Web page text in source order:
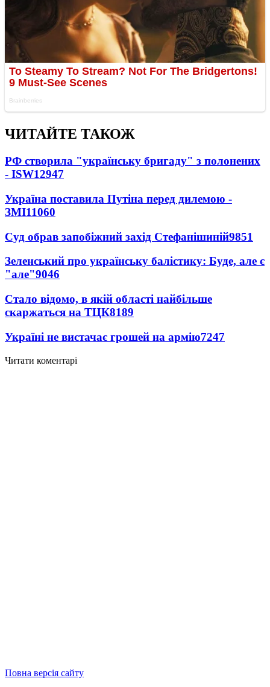
ЧИТАЙТЕ ТАКОЖ
РФ створила "українську бригаду" з полонених
- ISW12947
Україна поставила Путіна перед дилемою -
ЗМІ11060
Суд обрав запобіжний захід Стефанішиній9851
Зеленський про українську балістику: Буде, але є
"але"9046
Стало відомо, в якій області найбільше
скаржаться на ТЦК8189
Україні не вистачає грошей на армію7247
Читати коментарі
Повна версія сайту